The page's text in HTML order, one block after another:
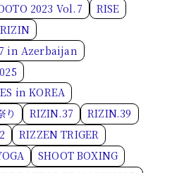
2023 Vol.7
RISE
RIZIN
in Azerbaijan
in KOREA
り
RIZIN.37
RIZIN.39
RIZZEN TRIGER
SHOOT BOXING